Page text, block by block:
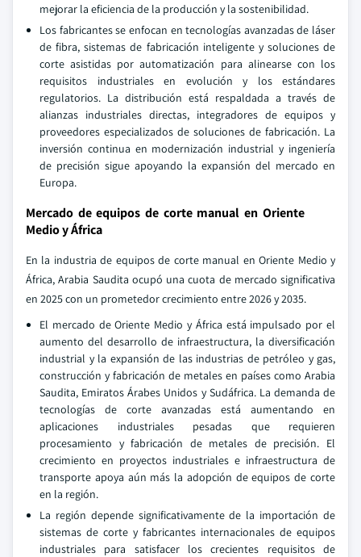
mejorar la eficiencia de la producción y la sostenibilidad.
Los fabricantes se enfocan en tecnologías avanzadas de láser
de fibra, sistemas de fabricación inteligente y soluciones de
corte asistidas por automatización para alinearse con los
requisitos industriales en evolución y los estándares
regulatorios. La distribución está respaldada a través de
alianzas industriales directas, integradores de equipos y
proveedores especializados de soluciones de fabricación. La
inversión continua en modernización industrial y ingeniería
de precisión sigue apoyando la expansión del mercado en
Europa.
Mercado de equipos de corte manual en Oriente
Medio y África
En la industria de equipos de corte manual en Oriente Medio y
África, Arabia Saudita ocupó una cuota de mercado significativa
en 2025 con un prometedor crecimiento entre 2026 y 2035.
El mercado de Oriente Medio y África está impulsado por el
aumento del desarrollo de infraestructura, la diversificación
industrial y la expansión de las industrias de petróleo y gas,
construcción y fabricación de metales en países como Arabia
Saudita, Emiratos Árabes Unidos y Sudáfrica. La demanda de
tecnologías de corte avanzadas está aumentando en
aplicaciones industriales pesadas que requieren
procesamiento y fabricación de metales de precisión. El
crecimiento en proyectos industriales e infraestructura de
transporte apoya aún más la adopción de equipos de corte
en la región.
La región depende significativamente de la importación de
sistemas de corte y fabricantes internacionales de equipos
industriales para satisfacer los crecientes requisitos de